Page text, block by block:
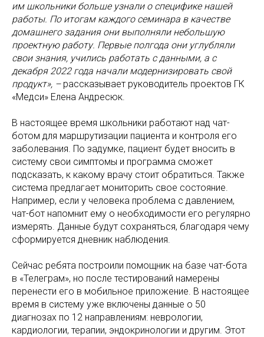
им школьники больше узнали о специфике нашей
работы. По итогам каждого семинара в качестве
домашнего задания они выполняли небольшую
проектную работу. Первые полгода они углубляли
свои знания, учились работать с данными, а с
декабря 2022 года начали модернизировать свой
продукт», – рассказывает руководитель проектов ГК
«Медси» Елена Андресюк.
В настоящее время школьники работают над чат-
ботом для маршрутизации пациента и контроля его
заболевания. По задумке, пациент будет вносить в
систему свои симптомы и программа сможет
подсказать, к какому врачу стоит обратиться. Также
система предлагает мониторить свое состояние.
Например, если у человека проблема с давлением,
чат-бот напомнит ему о необходимости его регулярно
измерять. Данные будут сохраняться, благодаря чему
сформируется дневник наблюдения.
Сейчас ребята построили помощник на базе чат-бота
в «Телеграм», но после тестирований намерены
перенести его в мобильное приложение. В настоящее
время в систему уже включены данные о 50
диагнозах по 12 направлениям: неврологии,
кардиологии, терапии, эндокринологии и другим. Этот